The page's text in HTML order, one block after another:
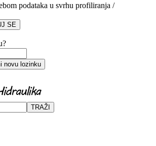
podataka u svrhu profiliranja /
SE
novu lozinku
TRAŽI